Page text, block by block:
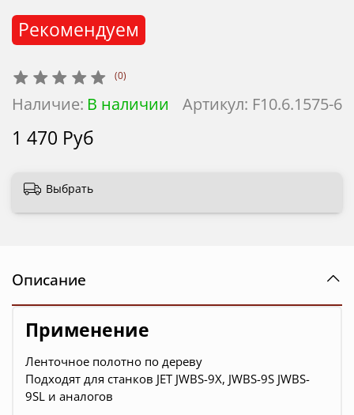
(0)
Артикул: F10.6.1575-6
Наличие: В наличии
Рекомендуем
1 470 Руб
Выбрать
Описание
Применение
Ленточное полотно по дереву
Подходят для станков JET JWBS-9X, JWBS-9S JWBS-
9SL и аналогов